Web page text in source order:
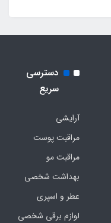
دسترسی
سریع
آرایشی
مراقبت پوست
مراقبت مو
بهداشت شخصی
عطر و اسپری
لوازم برقی شخصی